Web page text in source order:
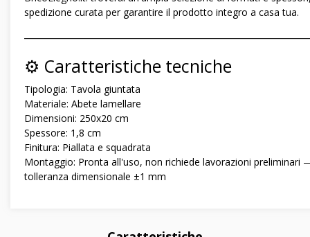
spedizione curata per garantire il prodotto integro a casa tua.
⚙️ Caratteristiche tecniche
Tipologia: Tavola giuntata
Materiale: Abete lamellare
Dimensioni: 250x20 cm
Spessore: 1,8 cm
Finitura: Piallata e squadrata
Montaggio: Pronta all'uso, non richiede lavorazioni preliminari
tolleranza dimensionale ±1 mm